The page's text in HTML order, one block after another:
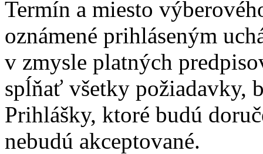
Termín a miesto
oznámené prihláseným
v zmysle platných
spĺňať všetky požiadavky,
Prihlášky, ktoré budú
nebudú akceptované.